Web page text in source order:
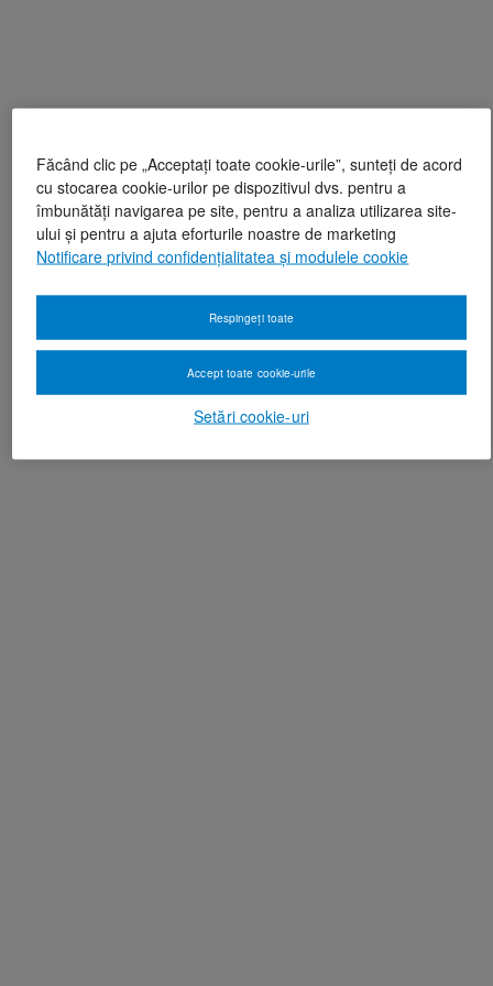
Făcând clic pe „Acceptați toate cookie-urile”, sunteți de acord
cu stocarea cookie-urilor pe dispozitivul dvs. pentru a
îmbunătăți navigarea pe site, pentru a analiza utilizarea site-
ului și pentru a ajuta eforturile noastre de marketing
Notificare privind confidențialitatea și modulele cookie
Setări cookie-uri
Respingeți toate
Accept toate cookie-urile